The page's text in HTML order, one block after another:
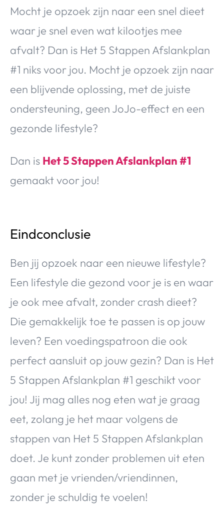
Mocht je opzoek zijn naar een snel dieet
waar je snel even wat kilootjes mee
afvalt? Dan is Het 5 Stappen Afslankplan
#1 niks voor jou. Mocht je opzoek zijn naar
een blijvende oplossing, met de juiste
ondersteuning, geen JoJo-effect en een
gezonde lifestyle?
Dan is Het 5 Stappen Afslankplan #1
gemaakt voor jou!
Eindconclusie
Ben jij opzoek naar een nieuwe lifestyle?
Een lifestyle die gezond voor je is en waar
je ook mee afvalt, zonder crash dieet?
Die gemakkelijk toe te passen is op jouw
leven? Een voedingspatroon die ook
perfect aansluit op jouw gezin? Dan is Het
5 Stappen Afslankplan #1 geschikt voor
jou! Jij mag alles nog eten wat je graag
eet, zolang je het maar volgens de
stappen van Het 5 Stappen Afslankplan
doet. Je kunt zonder problemen uit eten
gaan met je vrienden/vriendinnen,
zonder je schuldig te voelen!